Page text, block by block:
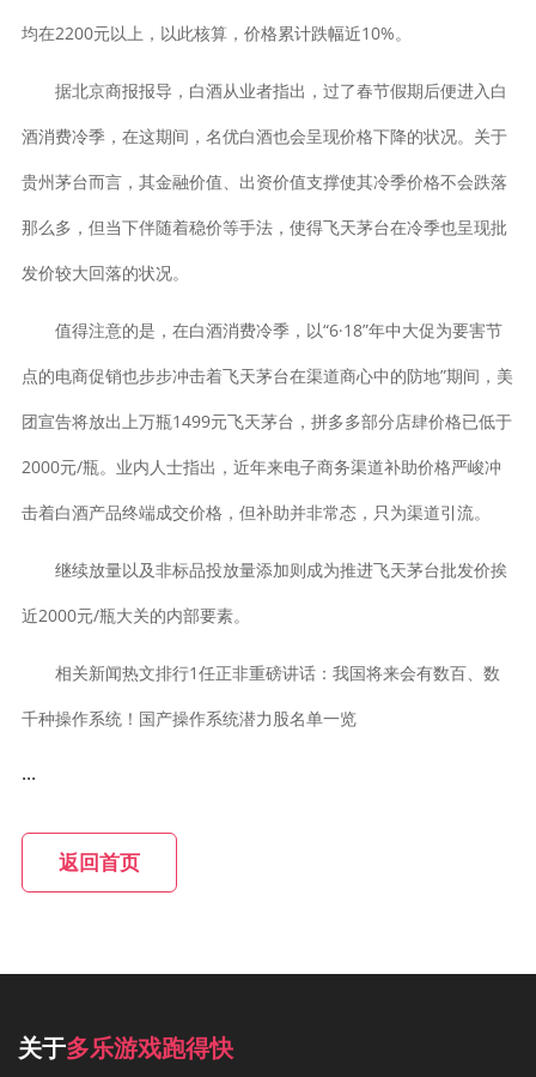
均在2200元以上，以此核算，价格累计跌幅近10%。
据北京商报报导，白酒从业者指出，过了春节假期后便进入白
酒消费冷季，在这期间，名优白酒也会呈现价格下降的状况。关于
贵州茅台而言，其金融价值、出资价值支撑使其冷季价格不会跌落
那么多，但当下伴随着稳价等手法，使得飞天茅台在冷季也呈现批
发价较大回落的状况。
值得注意的是，在白酒消费冷季，以“6·18”年中大促为要害节
点的电商促销也步步冲击着飞天茅台在渠道商心中的防地”期间，美
团宣告将放出上万瓶1499元飞天茅台，拼多多部分店肆价格已低于
2000元/瓶。业内人士指出，近年来电子商务渠道补助价格严峻冲
击着白酒产品终端成交价格，但补助并非常态，只为渠道引流。
继续放量以及非标品投放量添加则成为推进飞天茅台批发价挨
近2000元/瓶大关的内部要素。
相关新闻热文排行1任正非重磅讲话：我国将来会有数百、数
千种操作系统！国产操作系统潜力股名单一览
...
返回首页
关于多乐游戏跑得快